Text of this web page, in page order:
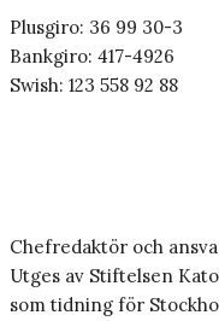
Plusgiro: 36 99 30-3
Bankgiro: 417-4926
Swish: 123 558 92 88
Chefredaktör och
Utges av Stiftelsen
som tidning för